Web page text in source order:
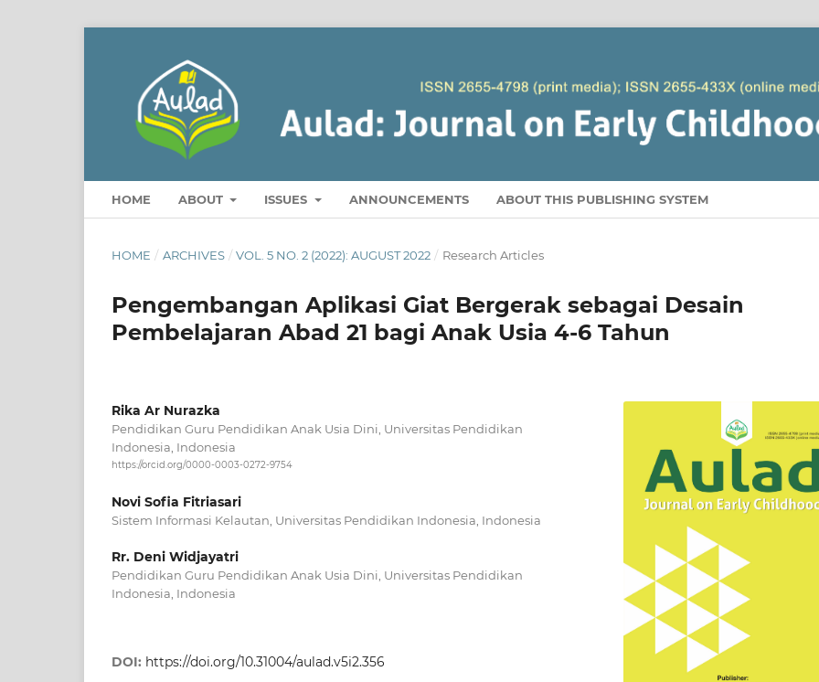
HOME ABOUT ISSUES ANNOUNCEMENTS ABOUT THIS PUBLISHING SYSTEM
HOME / ARCHIVES / VOL. 5 NO. 2 (2022): AUGUST 2022 / Research Articles
Pengembangan Aplikasi Giat Bergerak sebagai Desain
Pembelajaran Abad 21 bagi Anak Usia 4-6 Tahun
Rika Ar Nurazka
Pendidikan Guru Pendidikan Anak Usia Dini, Universitas Pendidikan
Indonesia, Indonesia
https://orcid.org/0000-0003-0272-9754
Novi Sofia Fitriasari
Sistem Informasi Kelautan, Universitas Pendidikan Indonesia, Indonesia
Rr. Deni Widjayatri
Pendidikan Guru Pendidikan Anak Usia Dini, Universitas Pendidikan
Indonesia, Indonesia
DOI: https://doi.org/10.31004/aulad.v5i2.356